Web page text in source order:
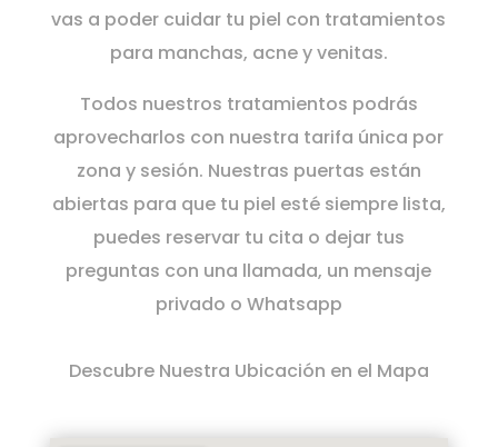
vas a poder cuidar tu piel con tratamientos
para manchas, acne y venitas.
Todos nuestros tratamientos podrás
aprovecharlos con nuestra tarifa única por
zona y sesión. Nuestras puertas están
abiertas para que tu piel esté siempre lista,
puedes reservar tu cita o dejar tus
preguntas con una llamada, un mensaje
privado o Whatsapp
Descubre Nuestra Ubicación en el Mapa